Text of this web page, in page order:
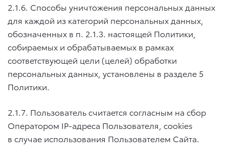
2.1.6. Способы уничтожения персональных данных
для каждой из категорий персональных данных,
обозначенных в п. 2.1.3. настоящей Политики,
собираемых и обрабатываемых в рамках
соответствующей цели (целей) обработки
персональных данных, установлены в разделе 5
Политики.
2.1.7. Пользователь считается согласным на сбор
Оператором IP-адреса Пользователя, cookies
в случае использования Пользователем Сайта.